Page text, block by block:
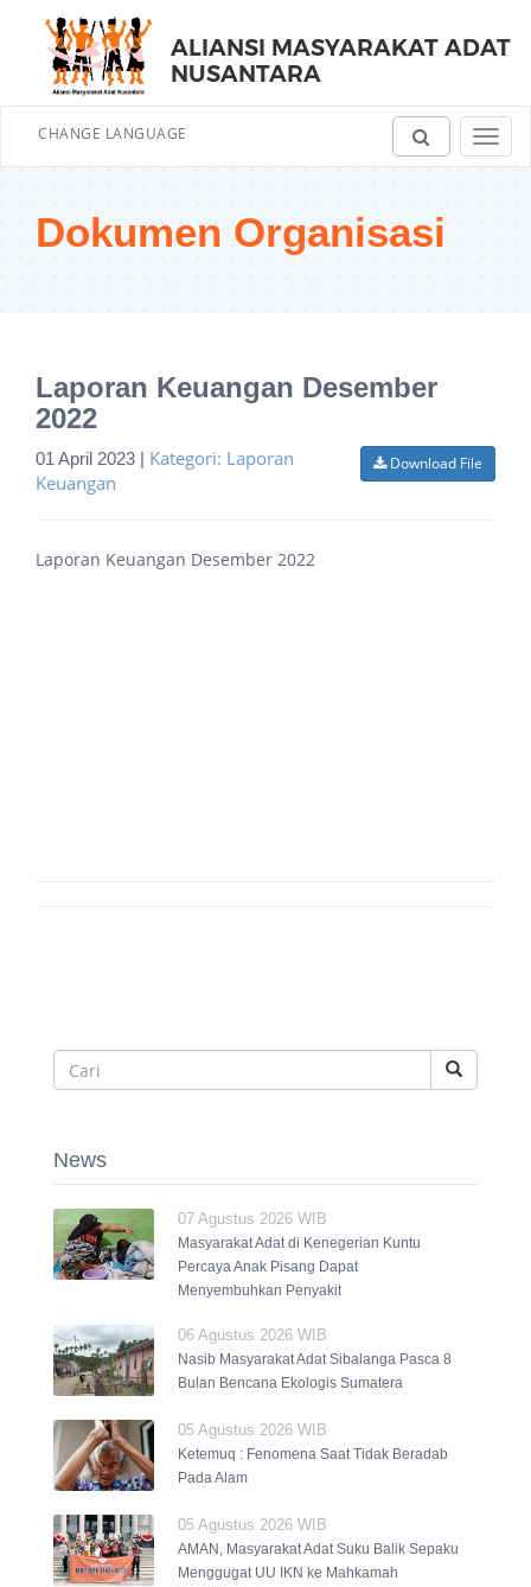
ALIANSI MASYARAKAT ADAT
NUSANTARA
CHANGE LANGUAGE
Dokumen Organisasi
Laporan Keuangan Desember
2022
Download File
01 April 2023 | Kategori: Laporan
Keuangan
Laporan Keuangan Desember 2022
News
07 Agustus 2026 WIB
Masyarakat Adat di Kenegerian Kuntu
Percaya Anak Pisang Dapat
Menyembuhkan Penyakit
06 Agustus 2026 WIB
Nasib Masyarakat Adat Sibalanga Pasca 8
Bulan Bencana Ekologis Sumatera
05 Agustus 2026 WIB
Ketemuq : Fenomena Saat Tidak Beradab
Pada Alam
05 Agustus 2026 WIB
AMAN, Masyarakat Adat Suku Balik Sepaku
Menggugat UU IKN ke Mahkamah